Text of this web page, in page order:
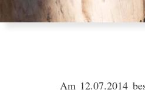
Am 12.07.2014